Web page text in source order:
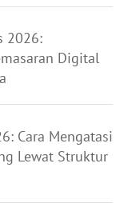
2026:
Digital
Cara Mengatasi
Lewat Struktur